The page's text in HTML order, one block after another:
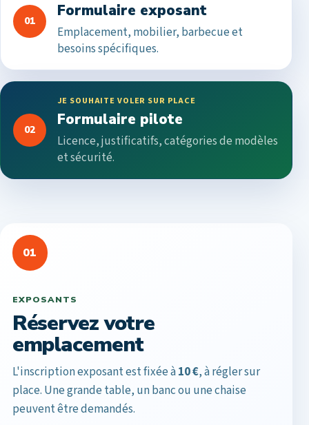
01
Formulaire exposant
Emplacement, mobilier, barbecue et
besoins spécifiques.
02
JE SOUHAITE VOLER SUR PLACE
Formulaire pilote
Licence, justificatifs, catégories de modèles
et sécurité.
01
EXPOSANTS
Réservez votre
emplacement
L'inscription exposant est fixée à10 €, à régler sur
place. Une grande table, un banc ou une chaise
peuvent être demandés.